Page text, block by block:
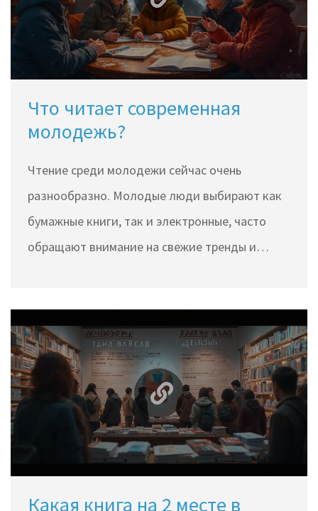
году.
Что читает современная
молодежь?
Чтение среди молодежи сейчас очень
разнообразно. Молодые люди выбирают как
бумажные книги, так и электронные, часто
обращают внимание на свежие тренды и
популярностью пользуются книги,
вызывающие сильные эмоции и социально
значимые темы. Также молодежь активно
обсуждает литературу на платформах
социальных сетей.
Какая книга на 2 месте в